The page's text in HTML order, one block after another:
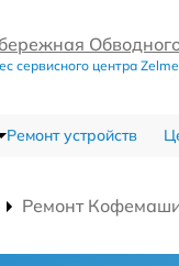
сервисного центра
Ремонт устройств
Ремонт